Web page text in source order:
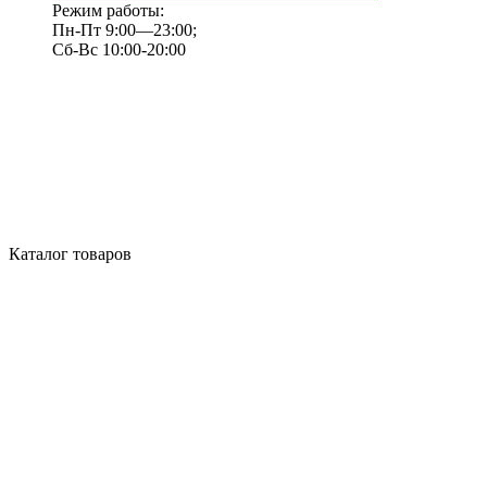
Режим работы:
Пн-Пт 9:00—23:00;
Сб-Вс 10:00-20:00
Каталог товаров